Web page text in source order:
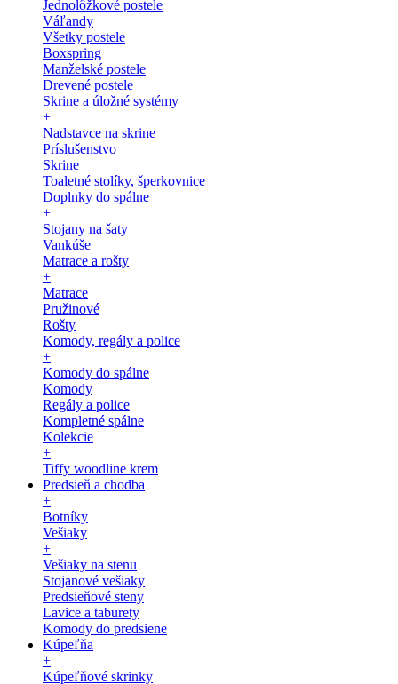
Jednolôžkové postele
Váľandy
Všetky postele
Boxspring
Manželské postele
Drevené postele
Skrine a úložné systémy
+
Nadstavce na skrine
Príslušenstvo
Skrine
Toaletné stolíky, šperkovnice
Doplnky do spálne
+
Stojany na šaty
Vankúše
Matrace a rošty
+
Matrace
Pružinové
Rošty
Komody, regály a police
+
Komody do spálne
Komody
Regály a police
Kompletné spálne
Kolekcie
+
Tiffy woodline krem
Predsieň a chodba
+
Botníky
Vešiaky
+
Vešiaky na stenu
Stojanové vešiaky
Predsieňové steny
Lavice a taburety
Komody do predsiene
Kúpeľňa
+
Kúpeľňové skrinky